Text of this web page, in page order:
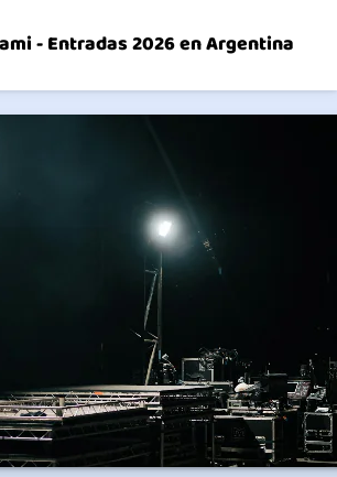
- Entradas 2026 en Argentina